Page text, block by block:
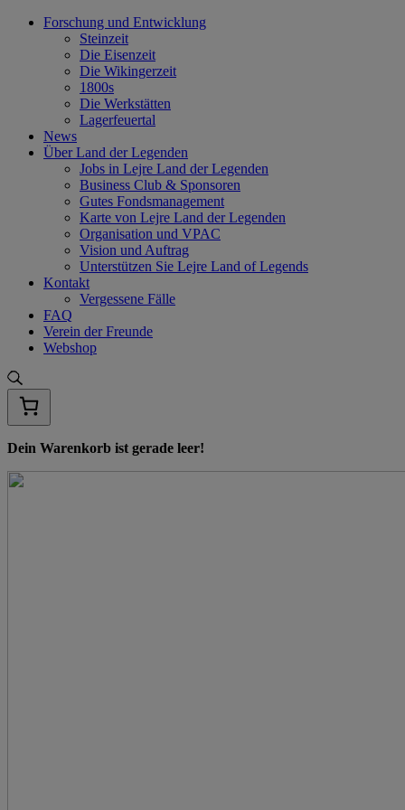
Skip
Forschung und Entwicklung
Steinzeit
Die Eisenzeit
Die Wikingerzeit
1800s
Die Werkstätten
Lagerfeuertal
News
Über Land der Legenden
Jobs in Lejre Land der Legenden
Business Club & Sponsoren
Gutes Fondsmanagement
Karte von Lejre Land der Legenden
Organisation und VPAC
Vision und Auftrag
Unterstützen Sie Lejre Land of Legends
Kontakt
Vergessene Fälle
FAQ
Verein der Freunde
Webshop
Dein Warenkorb ist gerade leer!